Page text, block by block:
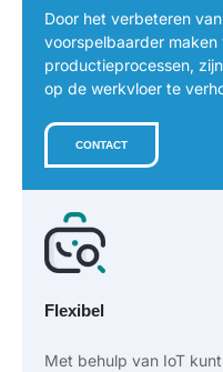
Door het verbeteren
voorspelbaarder
productieprocessen,
op de werkvloer te
CONTACT
Flexibel
Met behulp van IoT